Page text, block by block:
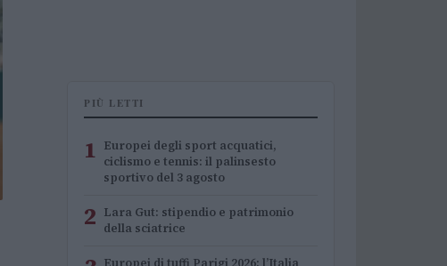
PIÙ LETTI
1 Europei degli sport acquatici,
ciclismo e tennis: il palinsesto
sportivo del 3 agosto
2 Lara Gut: stipendio e patrimonio
della sciatrice
Europei di tuffi Parigi 2026: l’Italia